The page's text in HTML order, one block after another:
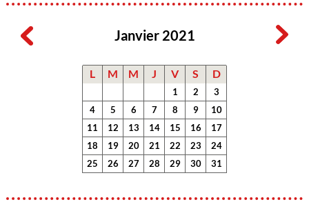
Janvier 2021
L M M J V S D
1 2
3
4
5 6 7 8 9
10
11
12 13 14 15 16
17
18
19 20 21 22 23
24
25
26 27 28 29 30 31